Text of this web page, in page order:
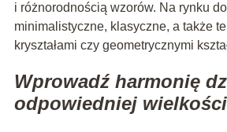
i różnorodnością wzorów. Na rynku
minimalistyczne, klasyczne, a także
kryształami czy geometrycznymi
Wprowadź harmonię
odpowiedniej